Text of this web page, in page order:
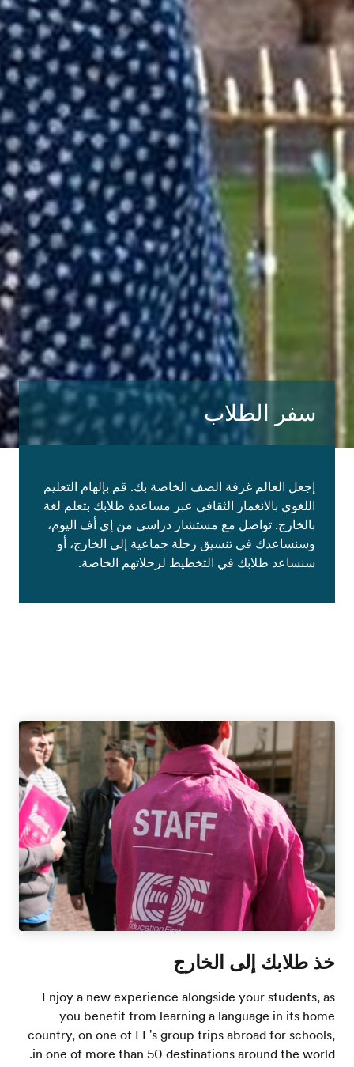
سفر الطلاب
إجعل العالم غرفة الصف الخاصة بك. قم بإلهام التعليم
اللغوي بالانغمار الثقافي عبر مساعدة طلابك بتعلم لغة
بالخارج. تواصل مع مستشار دراسي من إي أف اليوم،
وسنساعدك في تنسيق رحلة جماعية إلى الخارج، أو
سنساعد طلابك في التخطيط لرحلاتهم الخاصة.
خذ طلابك إلى الخارج
Enjoy a new experience alongside your students, as
you benefit from learning a language in its home
country, on one of EF's group trips abroad for schools,
in one of more than 50 destinations around the world.